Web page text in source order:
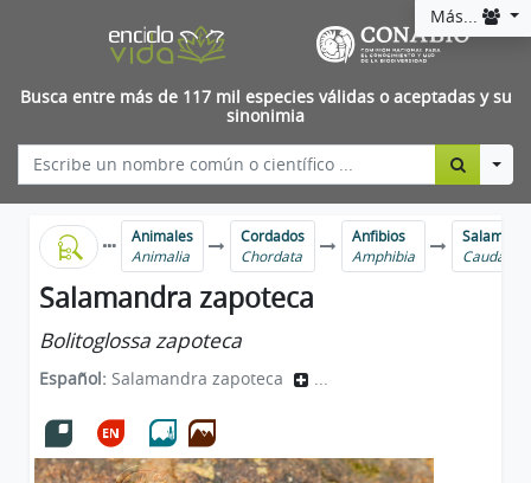
Más...
Busca entre más de 117 mil especies válidas o aceptadas y su
sinonimia
Animales
Animalia
Cordados
Chordata
Anfibios
Amphibia
Caudata
Salamandra zapoteca
Bolitoglossa zapoteca
Español: Salamandra zapoteca ...